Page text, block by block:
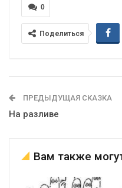
0
Поделиться
ПРЕДЫДУЩАЯ СКАЗКА
На разливе
Вам также